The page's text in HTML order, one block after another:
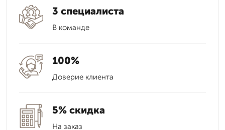
3 специалиста
В команде
100%
Доверие клиента
5% скидка
На заказ